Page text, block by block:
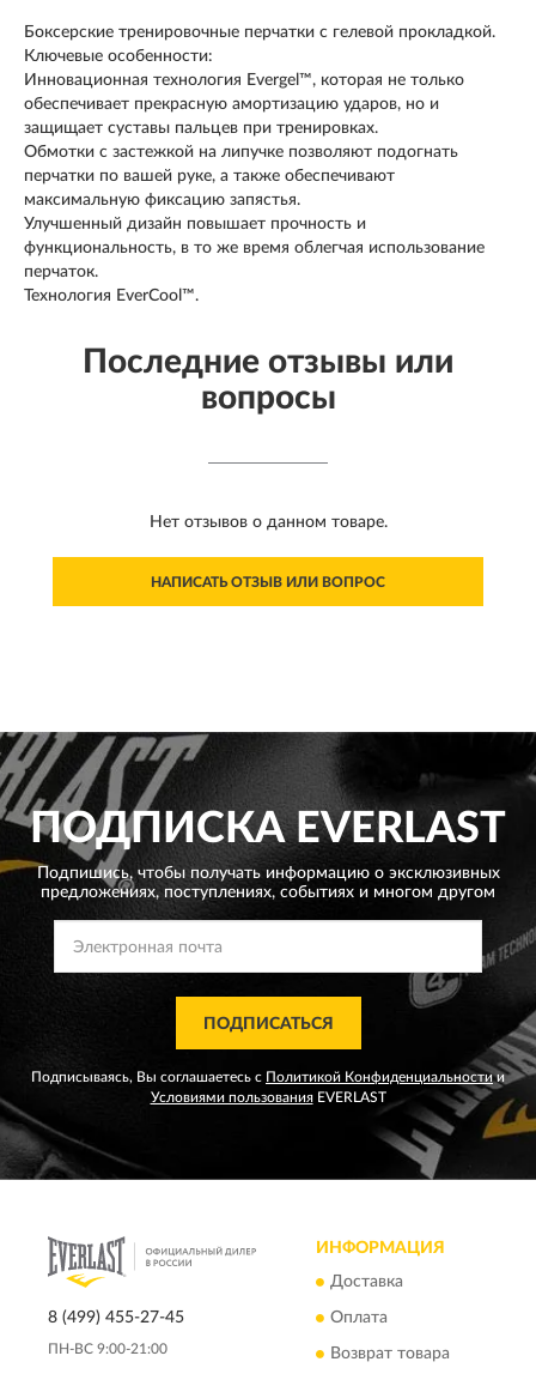
Боксерские тренировочные перчатки с гелевой прокладкой.
Ключевые особенности:
Инновационная технология Evergel™, которая не только
обеспечивает прекрасную амортизацию ударов, но и
защищает суставы пальцев при тренировках.
Обмотки с застежкой на липучке позволяют подогнать
перчатки по вашей руке, а также обеспечивают
максимальную фиксацию запястья.
Улучшенный дизайн повышает прочность и
функциональность, в то же время облегчая использование
перчаток.
Технология EverCool™.
Последние отзывы или
вопросы
Нет отзывов о данном товаре.
НАПИСАТЬ ОТЗЫВ ИЛИ ВОПРОС
ПОДПИСКАEVERLAST
Подпишись, чтобы получать информацию о эксклюзивных
предложениях, поступлениях, событиях и многом другом
ПОДПИСАТЬСЯ
Подписываясь, Вы соглашаетесь с Политикой Конфиденциальности и
Условиями пользованияEVERLAST
8 (499) 455-27-45
ПН-ВС 9:00-21:00
ИНФОРМАЦИЯ
Доставка
Оплата
Возврат товара